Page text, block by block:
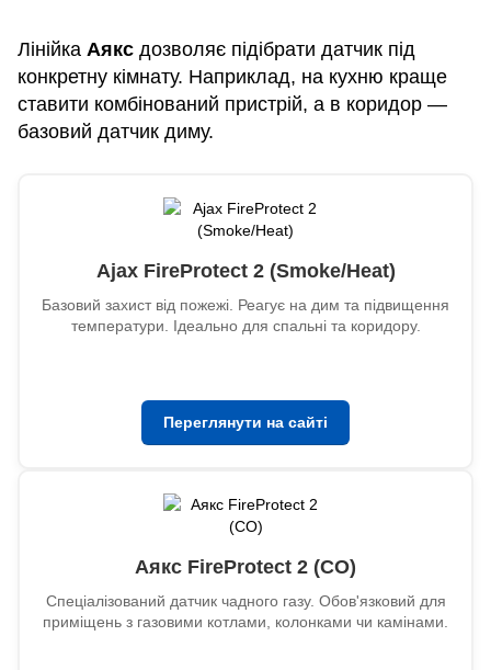
Лінійка Аякс дозволяє підібрати датчик під
конкретну кімнату. Наприклад, на кухню краще
ставити комбінований пристрій, а в коридор —
базовий датчик диму.
Ajax FireProtect 2 (Smoke/Heat)
Базовий захист від пожежі. Реагує на дим та підвищення
температури. Ідеально для спальні та коридору.
Переглянути на сайті
Аякс FireProtect 2 (CO)
Спеціалізований датчик чадного газу. Обов'язковий для
приміщень з газовими котлами, колонками чи камінами.